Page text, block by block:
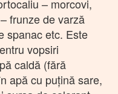
– morcovi,
frunze de varză
spanac etc. Este
vopsiri
caldă (fără
apă cu puțină sare,